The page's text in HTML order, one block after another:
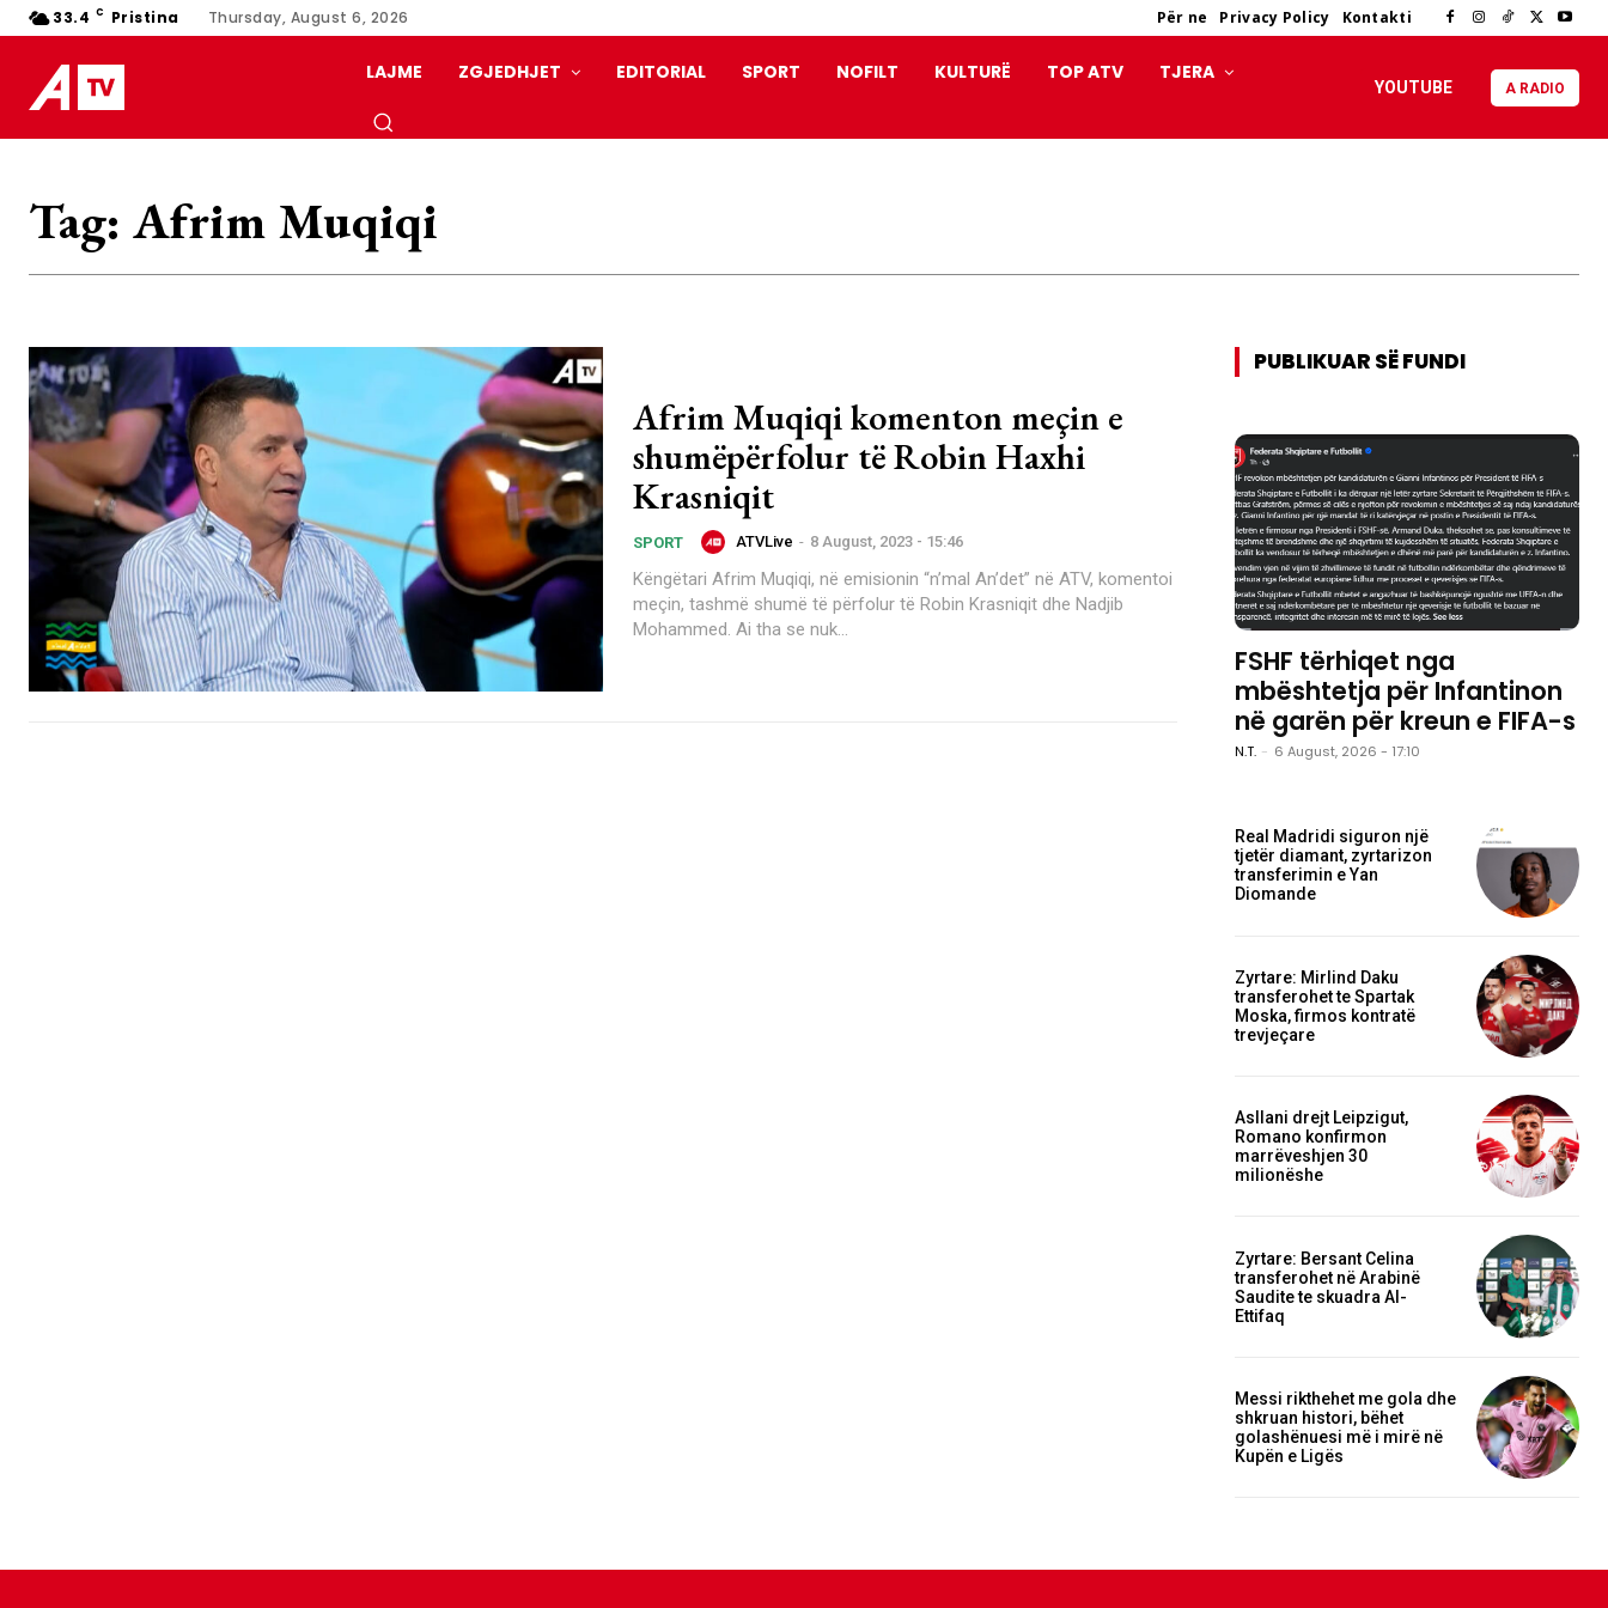
33.4 C Pristina Thursday, August 6, 2026 Për ne Privacy Policy Kontakti
LAJME ZGJEDHJET EDITORIAL SPORT NOFILT KULTURË TOP ATV TJERA
YOUTUBE A RADIO
Tag: Afrim Muqiqi
Afrim Muqiqi komenton meçin e
shumëpërfolur të Robin Haxhi
Krasniqit
SPORT ATVLive - 8 August, 2023 - 15:46
Këngëtari Afrim Muqiqi, në emisionin “n’mal An’det” në ATV, komentoi
meçin, tashmë shumë të përfolur të Robin Krasniqit dhe Nadjib
Mohammed. Ai tha se nuk...
PUBLIKUAR SË FUNDI
FSHF tërhiqet nga
mbështetja për Infantinon
në garën për kreun e FIFA-s
N.T. - 6 August, 2026 - 17:10
Real Madridi siguron një
tjetër diamant, zyrtarizon
transferimin e Yan
Diomande
Zyrtare: Mirlind Daku
transferohet te Spartak
Moska, firmos kontratë
trevjeçare
Asllani drejt Leipzigut,
Romano konfirmon
marrëveshjen 30
milionëshe
Zyrtare: Bersant Celina
transferohet në Arabinë
Saudite te skuadra Al-
Ettifaq
Messi rikthehet me gola dhe
shkruan histori, bëhet
golashënuesi më i mirë në
Kupën e Ligës